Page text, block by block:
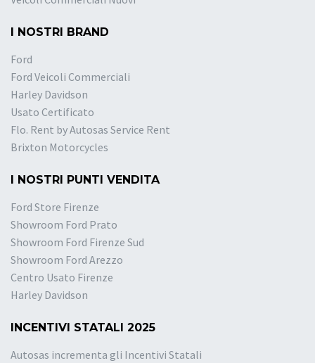
I NOSTRI BRAND
Ford
Ford Veicoli Commerciali
Harley Davidson
Usato Certificato
Flo. Rent by Autosas Service Rent
Brixton Motorcycles
I NOSTRI PUNTI VENDITA
Ford Store Firenze
Showroom Ford Prato
Showroom Ford Firenze Sud
Showroom Ford Arezzo
Centro Usato Firenze
Harley Davidson
INCENTIVI STATALI 2025
Autosas incrementa gli Incentivi Statali